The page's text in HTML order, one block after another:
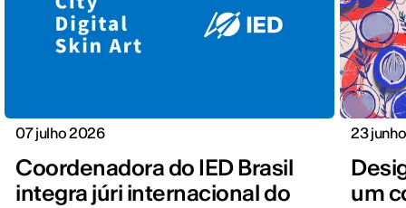
07 julho 2026
Coordenadora do IED Brasil
integra júri internacional do
23
um